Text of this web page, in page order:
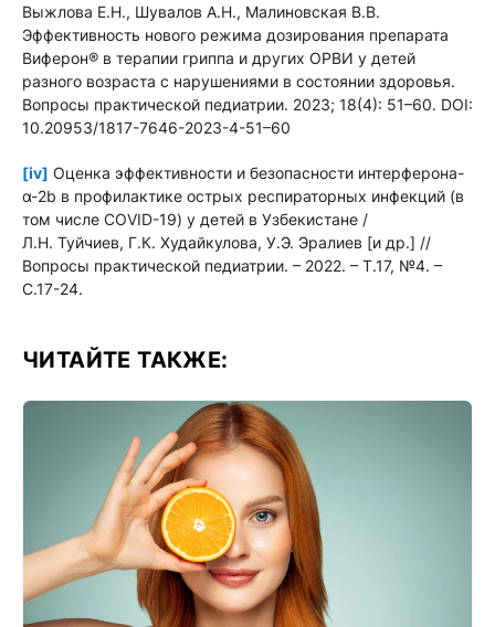
Выжлова Е.Н., Шувалов А.Н., Малиновская В.В.
Эффективность нового режима дозирования препарата
Виферон® в терапии гриппа и других ОРВИ у детей
разного возраста с нарушениями в состоянии здоровья.
Вопросы практической педиатрии. 2023; 18(4): 51–60. DOI:
10.20953/1817-7646-2023-4-51–60
[iv] Оценка эффективности и безопасности интерферона-
α-2b в профилактике острых респираторных инфекций (в
том числе COVID-19) у детей в Узбекистане /
Л.Н. Туйчиев, Г.К. Худайкулова, У.Э. Эралиев [и др.] //
Вопросы практической педиатрии. – 2022. – Т.17, №4. –
С.17-24.
ЧИТАЙТЕ ТАКЖЕ: